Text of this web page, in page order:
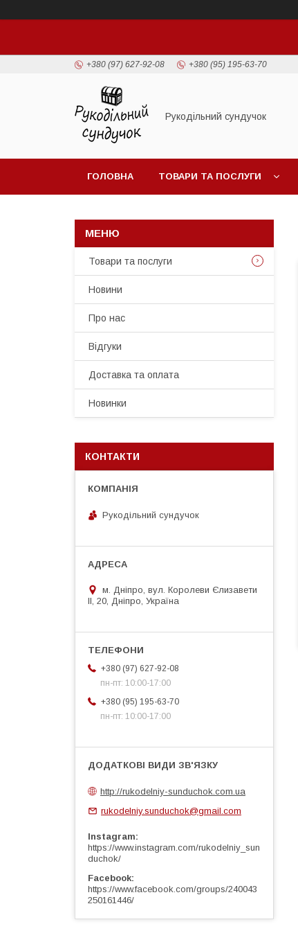
+380 (97) 627-92-08 +380 (95) 195-63-70
Рукодільний сундучок
ГОЛОВНА ТОВАРИ ТА ПОСЛУГИ
Товари та послуги
Новини
Про нас
Відгуки
Доставка та оплата
Новинки
КОНТАКТИ
Рукодільний сундучок
м. Дніпро, вул. Королеви Єлизавети
ІІ, 20, Дніпро, Україна
+380 (97) 627-92-08
пн-пт: 10:00-17:00
+380 (95) 195-63-70
пн-пт: 10:00-17:00
http://rukodelniy-sunduchok.com.ua
rukodelniy.sunduchok@gmail.com
Instagram
https://www.instagram.com/rukodelniy_sun
duchok/
Facebook
https://www.facebook.com/groups/240043
250161446/